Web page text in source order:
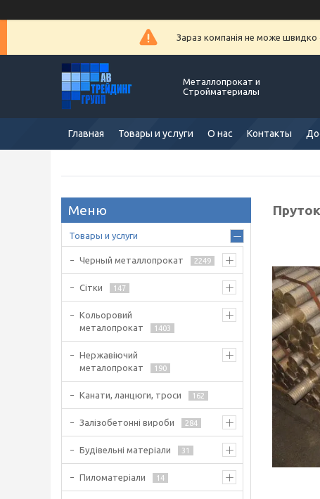
Зараз компанія не може швидко
Металлопрокат и
Стройматериалы
Главная Товары и услуги О нас Контакты
Товары и услуги
Черный металлопрокат 2249
Сітки 147
Кольоровий
металопрокат
1403
Нержавіючий
металопрокат
190
Канати, ланцюги, троси 162
Залізобетонні вироби 284
Будівельні матеріали 31
Пиломатеріали 14